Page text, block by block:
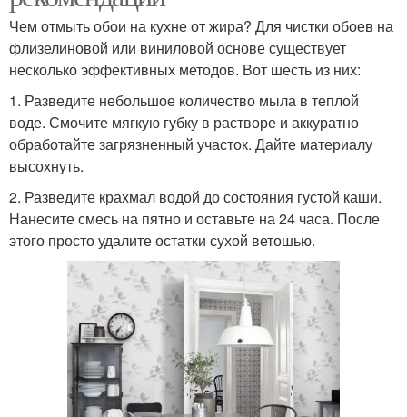
Чем отмыть обои на кухне от жира? Для чистки обоев на
флизелиновой или виниловой основе существует
несколько эффективных методов. Вот шесть из них:
1. Разведите небольшое количество мыла в теплой
воде. Смочите мягкую губку в растворе и аккуратно
обработайте загрязненный участок. Дайте материалу
высохнуть.
2. Разведите крахмал водой до состояния густой каши.
Нанесите смесь на пятно и оставьте на 24 часа. После
этого просто удалите остатки сухой ветошью.